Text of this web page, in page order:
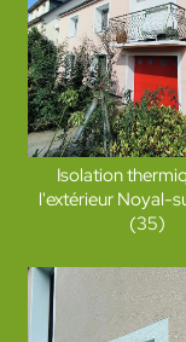
Isolation
l'extérieur Noyal-
(35)